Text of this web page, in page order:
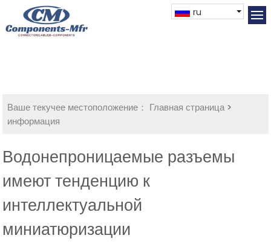
ru
Ваше текучее местоположение： Главная страница>
информация
Водонепроницаемые разъемы
имеют тенденцию к
интеллектуальной
миниатюризации